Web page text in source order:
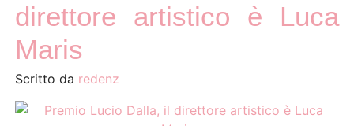
direttore artistico è Luca
Maris
Scritto da redenz